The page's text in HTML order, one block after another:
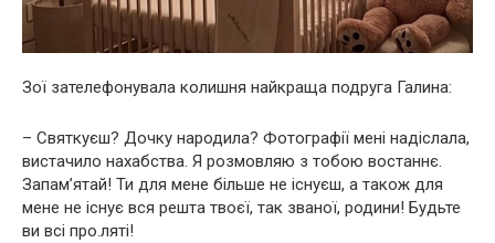
Зої зателефонувала колишня найкраща подруга Галина:
– Святкуєш? Дочку народила? Фотографії мені надіслала,
вистачило нахабства. Я розмовляю з тобою востаннє.
Запам’ятай! Ти для мене більше не існуєш, а також для
мене не існує вся решта твоєї, так званої, родини! Будьте
ви всі про.ляті!